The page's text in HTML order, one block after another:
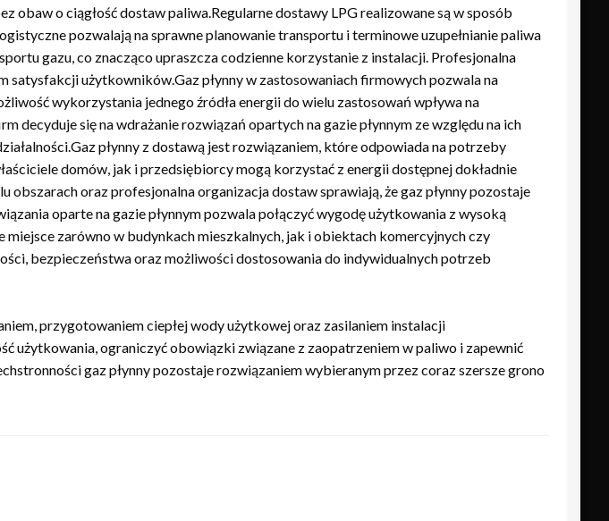
obaw o ciągłość dostaw paliwa.Regularne dostawy LPG realizowane są w sposób
pozwalają na sprawne planowanie transportu i terminowe uzupełnianie paliwa
gazu, co znacząco upraszcza codzienne korzystanie z instalacji. Profesjonalna
użytkowników.Gaz płynny w zastosowaniach firmowych pozwala na
wykorzystania jednego źródła energii do wielu zastosowań wpływa na
się na wdrażanie rozwiązań opartych na gazie płynnym ze względu na ich
płynny z dostawą jest rozwiązaniem, które odpowiada na potrzeby
domów, jak i przedsiębiorcy mogą korzystać z energii dostępnej dokładnie
oraz profesjonalna organizacja dostaw sprawiają, że gaz płynny pozostaje
oparte na gazie płynnym pozwala połączyć wygodę użytkowania z wysoką
zarówno w budynkach mieszkalnych, jak i obiektach komercyjnych czy
bezpieczeństwa oraz możliwości dostosowania do indywidualnych potrzeb
przygotowaniem ciepłej wody użytkowej oraz zasilaniem instalacji
użytkowania, ograniczyć obowiązki związane z zaopatrzeniem w paliwo i zapewnić
gaz płynny pozostaje rozwiązaniem wybieranym przez coraz szersze grono